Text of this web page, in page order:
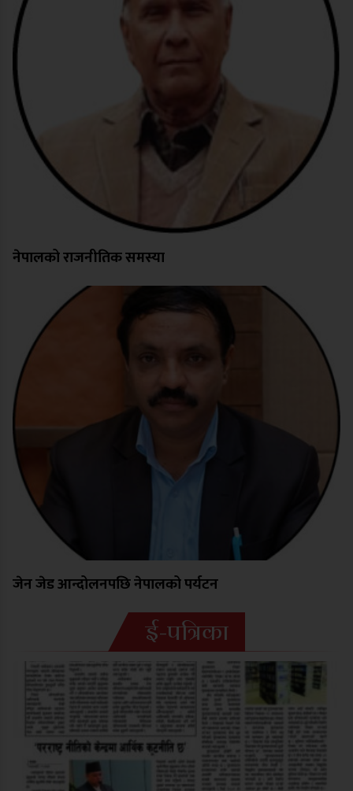
नेपालको राजनीतिक समस्या
जेन जेड आन्दोलनपछि नेपालको पर्यटन
ई-पत्रिका